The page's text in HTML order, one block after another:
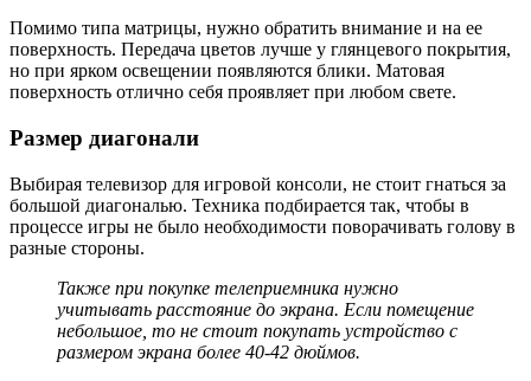
Помимо типа матрицы, нужно обратить внимание и на ее
поверхность. Передача цветов лучше у глянцевого покрытия,
но при ярком освещении появляются блики. Матовая
поверхность отлично себя проявляет при любом свете.
Размер диагонали
Выбирая телевизор для игровой консоли, не стоит гнаться за
большой диагональю. Техника подбирается так, чтобы в
процессе игры не было необходимости поворачивать голову в
разные стороны.
Также при покупке телеприемника нужно
учитывать расстояние до экрана. Если помещение
небольшое, то не стоит покупать устройство с
размером экрана более 40-42 дюймов.